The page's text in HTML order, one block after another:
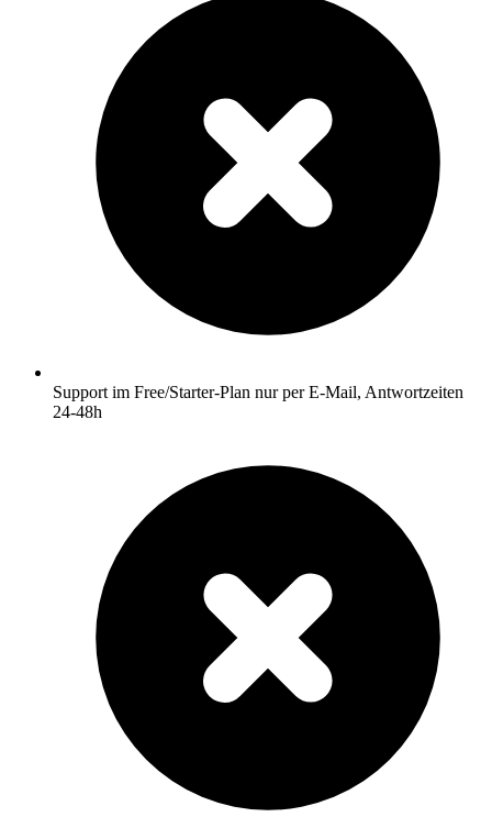
Support im Free/Starter-Plan nur per E-Mail, Antwortzeiten
24-48h